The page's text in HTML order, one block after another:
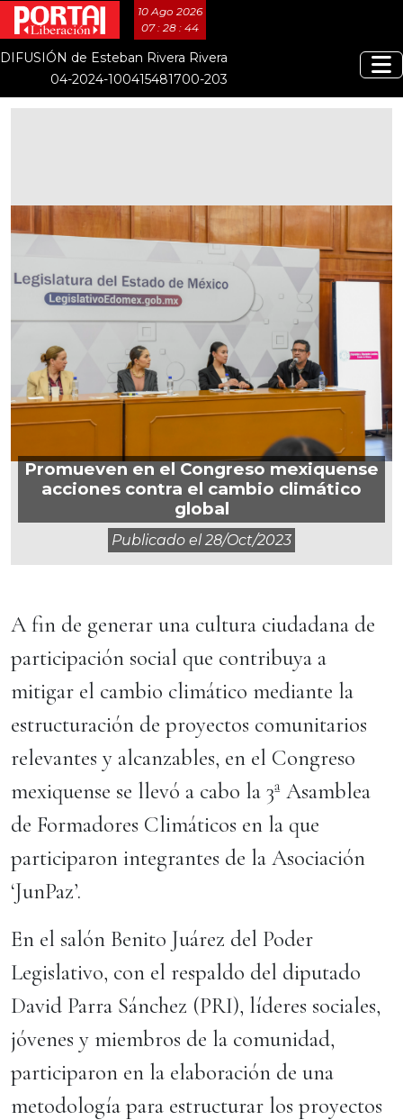
10 Ago 2026
07 : 28 : 45
DIFUSIÓN de Esteban Rivera Rivera
04-2024-100415481700-203
Promueven en el Congreso mexiquense
acciones contra el cambio climático
global
Publicado el28/oct/2023
A fin de generar una cultura ciudadana de
participación social que contribuya a
mitigar el cambio climático mediante la
estructuración de proyectos comunitarios
relevantes y alcanzables, en el Congreso
mexiquense se llevó a cabo la 3ª Asamblea
de Formadores Climáticos en la que
participaron integrantes de la Asociación
‘JunPaz’.
En el salón Benito Juárez del Poder
Legislativo, con el respaldo del diputado
David Parra Sánchez (PRI), líderes sociales,
jóvenes y miembros de la comunidad,
participaron en la elaboración de una
metodología para estructurar los proyectos